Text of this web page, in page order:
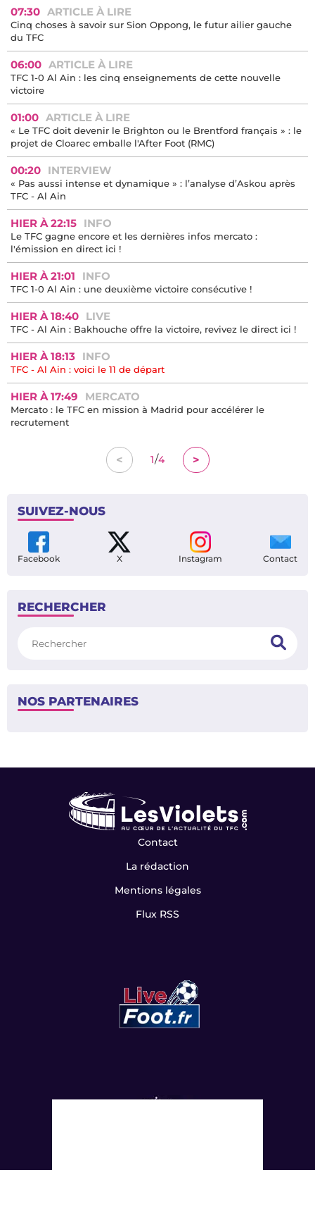
07:30 ARTICLE À LIRE
Cinq choses à savoir sur Sion Oppong, le futur ailier gauche
du TFC
06:00 ARTICLE À LIRE
TFC 1-0 Al Ain : les cinq enseignements de cette nouvelle
victoire
01:00 ARTICLE À LIRE
« Le TFC doit devenir le Brighton ou le Brentford français » : le
projet de Cloarec emballe l'After Foot (RMC)
00:20 INTERVIEW
« Pas aussi intense et dynamique » : l’analyse d’Askou après
TFC - Al Ain
HIER À 22:15 INFO
Le TFC gagne encore et les dernières infos mercato :
l'émission en direct ici !
HIER À 21:01 INFO
TFC 1-0 Al Ain : une deuxième victoire consécutive !
HIER À 18:40 LIVE
TFC - Al Ain : Bakhouche offre la victoire, revivez le direct ici !
HIER À 18:13 INFO
TFC - Al Ain : voici le 11 de départ
HIER À 17:49 MERCATO
Mercato : le TFC en mission à Madrid pour accélérer le
recrutement
< 1/4 >
SUIVEZ-NOUS
Facebook X Instagram Contact
RECHERCHER
NOS PARTENAIRES
Contact
La rédaction
Mentions légales
Flux RSS